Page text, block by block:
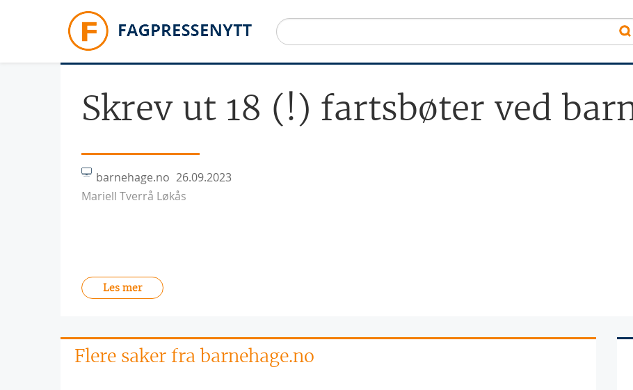
Skrev ut 18 (!) fartsbøter ved
barnehage.no 26.09.2023
Mariell Tverrå Løkås
Les mer
Flere saker fra barnehage.no